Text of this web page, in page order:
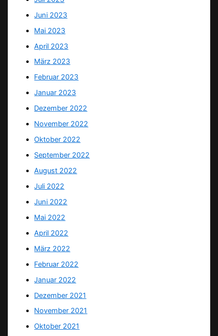
Juni 2023
Mai 2023
April 2023
März 2023
Februar 2023
Januar 2023
Dezember 2022
November 2022
Oktober 2022
September 2022
August 2022
Juli 2022
Juni 2022
Mai 2022
April 2022
März 2022
Februar 2022
Januar 2022
Dezember 2021
November 2021
Oktober 2021